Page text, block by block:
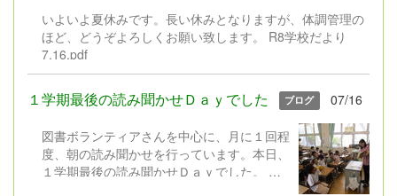
動しながら学び続ける力が求められていま
す。 そこで本校では、工作や理科の研究に
限定するのではなく、子どもたち一人一人が
「やってみたい」「もっと知りたい」「でき
るようになりたい」と思うことに挑戦する機
もちろん、これまでの「工作」や「自由研
究」も大歓迎です。「子どもたちの興味・関
心に合わせて、取組内容の幅を広げ、長い休
いよいよ夏休みです。長い休みとなりますが、体調管理の
ほど、どうぞよろしくお願い致します。 R8学校だより
7.16.pdf
１学期最後の読み聞かせＤａｙでした ブログ 07/16
図書ボランティアさんを中心に、月に１回程
度、朝の読み聞かせを行っています。本日、
１学期最後の読み聞かせＤａｙでした。